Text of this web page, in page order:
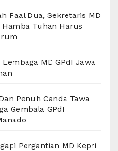
Paal Dua, Sekretaris MD
Tuhan Harus
MD GPdI Jawa
Penuh Canda Tawa
Gembala GPdI
Pergantian MD Kepri